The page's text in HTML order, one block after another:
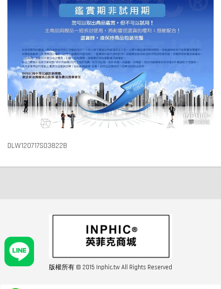
DLW120717S03822B
版權所有 © 2015 Inphic.tw All Rights Reserved